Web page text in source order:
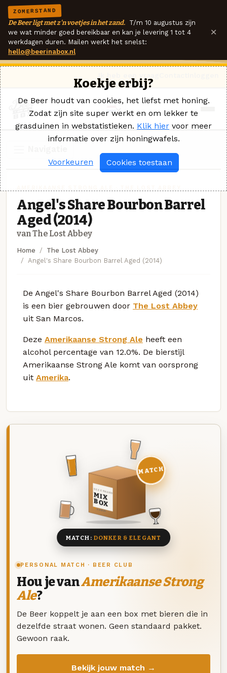
ZOMERSTAND
De Beer ligt met z'n voetjes in het zand. T/m 10 augustus zijn
we wat minder goed bereikbaar en kan je levering 1 tot 4
werkdagen duren. Mailen werkt het snelst:
hello@beerinabox.nl
×
Angel's Share Bourbon Barrel
Aged (2014)
van The Lost Abbey
Home
The Lost Abbey
Angel's Share Bourbon Barrel Aged (2014)
De Angel's Share Bourbon Barrel Aged (2014)
is een bier gebrouwen door The Lost Abbey
uit San Marcos.
Deze Amerikaanse Strong Ale heeft een
alcohol percentage van 12.0%. De bierstijl
Amerikaanse Strong Ale komt van oorsprong
uit Amerika.
PERSONAL MATCH · BEER CLUB
Hou je vanAmerikaanse Strong
Ale?
De Beer koppelt je aan een box met bieren die in
dezelfde straat wonen. Geen standaard pakket.
Gewoon raak.
Bekijk jouw match →
DEZE MAAND
MIX
BOX
8 BIEREN
MATCH
MATCH: DONKER & ELEGANT
Koekje erbij?
De Beer houdt van cookies, het liefst met honing.
Zodat zijn site super werkt en om lekker te
grasduinen in webstatistieken. Klik hier voor meer
informatie over zijn honingwafels.
Voorkeuren Cookies toestaan